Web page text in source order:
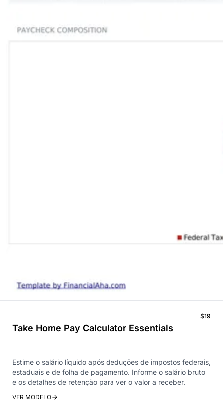
Take Home Pay Calculator Essentials
$19
Estime o salário líquido após deduções de impostos federais,
estaduais e de folha de pagamento. Informe o salário bruto
e os detalhes de retenção para ver o valor a receber.
VER MODELO